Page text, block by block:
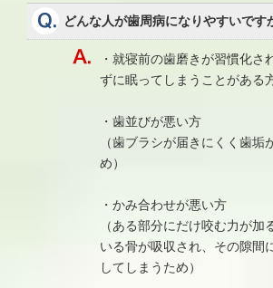
どんな人が歯周病になりやすいです
・就寝前の歯磨きが習慣化さ
ずに眠ってしまうことがある
・歯並びが悪い方
（歯ブラシが届きにくく歯垢
め）
・かみ合わせが悪い方
（ある部分にだけ咬む力が加
いる骨が吸収され、その隙間
してしまうため）